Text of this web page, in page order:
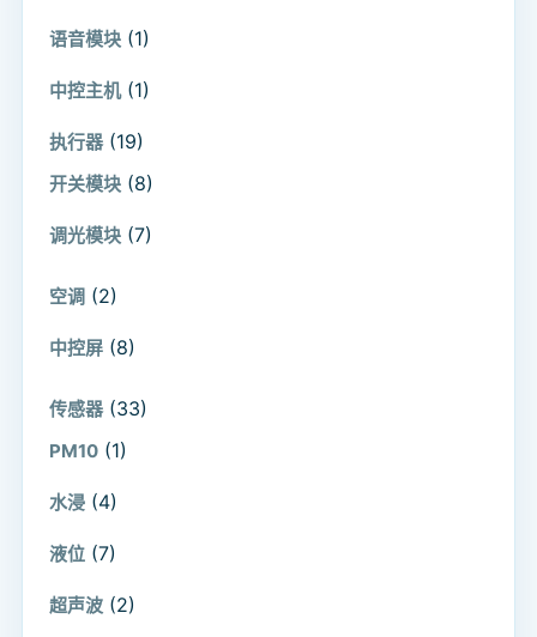
语音模块 (1)
中控主机 (1)
执行器 (19)
开关模块 (8)
调光模块 (7)
空调 (2)
中控屏 (8)
传感器 (33)
PM10 (1)
水浸 (4)
液位 (7)
超声波 (2)